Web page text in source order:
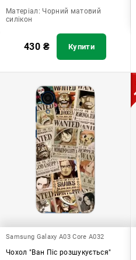
Матеріал: Чорний матовий
силікон
430 ₴ Купити
Samsung Galaxy A03 Core A032
Чохол "Ван Піс розшукується"